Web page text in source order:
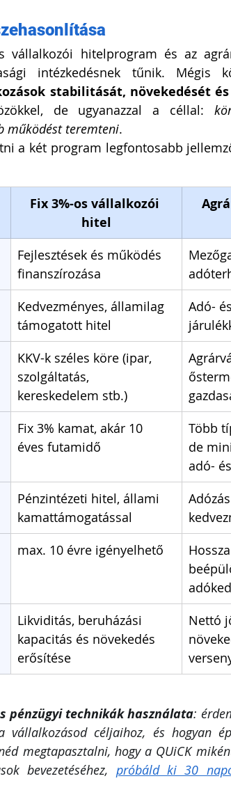
vállalkozói hitelprogram és az
stabilitását, növekedését és
de ugyanazzal a céllal:
működést teremteni.
a két program legfontosabb
Fix 3%-os vállalkozói
hitel
Fejlesztések és működés
finanszírozása
Kedvezményes, államilag
támogatott hitel
Adó- és
KKV-k széles köre (ipar,
szolgáltatás,
kereskedelem stb.)
Fix 3% kamat, akár 10
éves futamidő
Több
de
adó-
Pénzintézeti hitel, állami
kamattámogatással
max. 10 évre igényelhető
Likviditás, beruházási
kapacitás és növekedés
erősítése
Nettó
pénzügyi technikák használata:
céljaihoz, és hogyan
megtapasztalni, hogy a QUiCK
bevezetéséhez, próbáld ki 30